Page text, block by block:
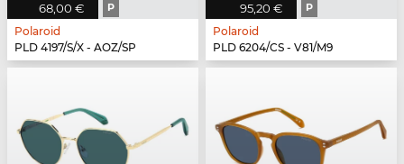
68,00 € P
Polaroid
PLD 4197/S/X - AOZ/SP
95,20 € P
Polaroid
PLD 6204/CS - V81/M9